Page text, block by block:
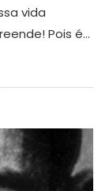
vida
Pois é…